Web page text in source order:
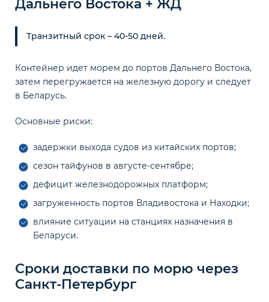
Дальнего Востока + ЖД
Транзитный срок – 40-50 дней.
Контейнер идет морем до портов Дальнего Востока,
затем перегружается на железную дорогу и следует
в Беларусь.
Основные риски:
задержки выхода судов из китайских портов;
сезон тайфунов в августе-сентябре;
дефицит железнодорожных платформ;
загруженность портов Владивостока и Находки;
влияние ситуации на станциях назначения в
Беларуси.
Сроки доставки по морю через
Санкт-Петербург